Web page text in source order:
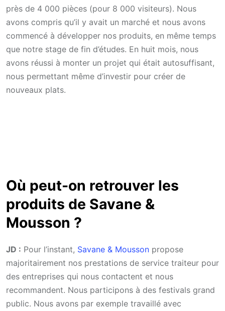
près de 4 000 pièces (pour 8 000 visiteurs). Nous
avons compris qu’il y avait un marché et nous avons
commencé à développer nos produits, en même temps
que notre stage de fin d’études. En huit mois, nous
avons réussi à monter un projet qui était autosuffisant,
nous permettant même d’investir pour créer de
nouveaux plats.
Où peut-on retrouver les
produits de Savane &
Mousson ?
JD : Pour l’instant, Savane & Mousson propose
majoritairement nos prestations de service traiteur pour
des entreprises qui nous contactent et nous
recommandent. Nous participons à des festivals grand
public. Nous avons par exemple travaillé avec